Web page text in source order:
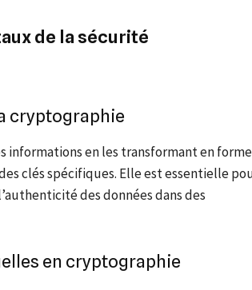
de la sécurité
cryptographie
informations en les transformant en
clés spécifiques. Elle est essentielle
des données dans des
en cryptographie